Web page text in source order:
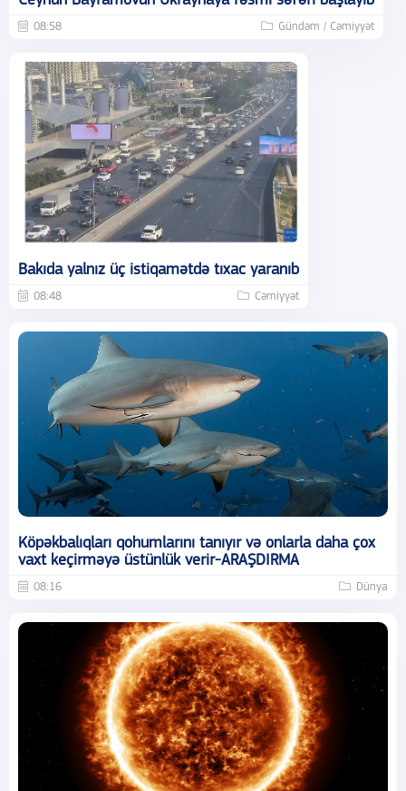
08:58 Gündəm / Cəmiyyət
Bakıda yalnız üç istiqamətdə tıxac yaranıb
08:48 Cəmiyyət
Köpəkbalıqları qohumlarını tanıyır və onlarla daha çox
vaxt keçirməyə üstünlük verir-ARAŞDIRMA
08:16 Dünya